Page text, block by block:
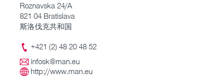
Roznavska 24/A
821 04 Bratislava
斯洛伐克共和国
+421 (2) 48 20 48 52
infosk@man.eu
http://www.man.eu